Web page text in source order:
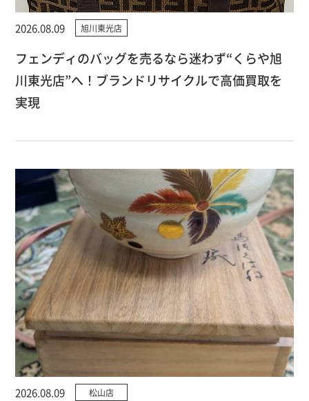
2026.08.09 旭川東光店
フェンディのバッグを売るなら迷わず“くらや旭
川東光店”へ！ブランドリサイクルで高価買取を
実現
2026.08.09 松山店